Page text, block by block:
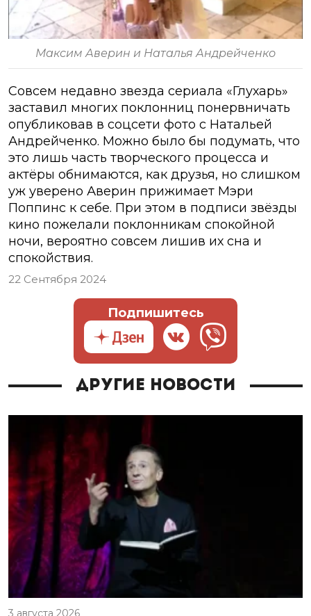
Максим Аверин и Наталья Андрейченко
Совсем недавно звезда сериала «Глухарь»
заставил многих поклонниц понервничать
опубликовав в соцсети фото с Натальей
Андрейченко. Можно было бы подумать, что
это лишь часть творческого процесса и
актёры обнимаются, как друзья, но слишком
уж уверено Аверин прижимает Мэри
Поппинс к себе. При этом в подписи звёзды
кино пожелали поклонникам спокойной
ночи, вероятно совсем лишив их сна и
спокойствия.
22 Сентября 2024
Подпишитесь
Другие новости
3 августа 2026